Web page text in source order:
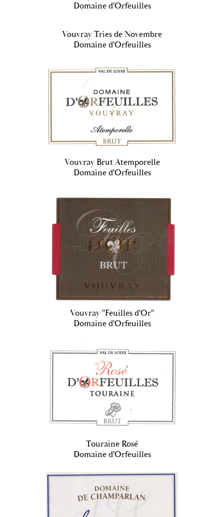
Domaine d'Orfeuilles
Vouvray Tries de Novembre
Domaine d'Orfeuilles
Vouvray Brut Atemporelle
Domaine d'Orfeuilles
Vouvray "Feuilles d'Or"
Domaine d'Orfeuilles
Touraine Rosé
Domaine d'Orfeuilles